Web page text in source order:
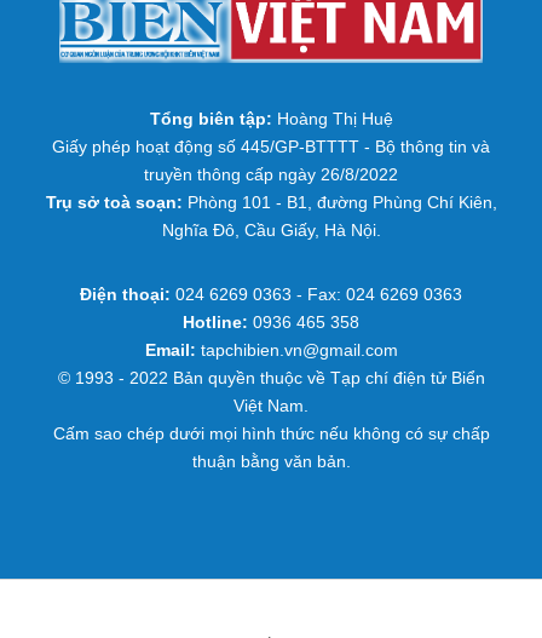
Tổng biên tập: Hoàng Thị Huệ
Giấy phép hoạt động số 445/GP-BTTTT - Bộ thông tin và
truyền thông cấp ngày 26/8/2022
Trụ sở toà soạn: Phòng 101 - B1, đường Phùng Chí Kiên,
Nghĩa Đô, Cầu Giấy, Hà Nội.
Điện thoại: 024 6269 0363 - Fax: 024 6269 0363
Hotline: 0936 465 358
Email: tapchibien.vn@gmail.com
© 1993 - 2022 Bản quyền thuộc về Tạp chí điện tử Biển
Việt Nam.
Cấm sao chép dưới mọi hình thức nếu không có sự chấp
thuận bằng văn bản.